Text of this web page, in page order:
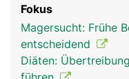
Fokus
Magersucht: Frühe
entscheidend
Diäten: